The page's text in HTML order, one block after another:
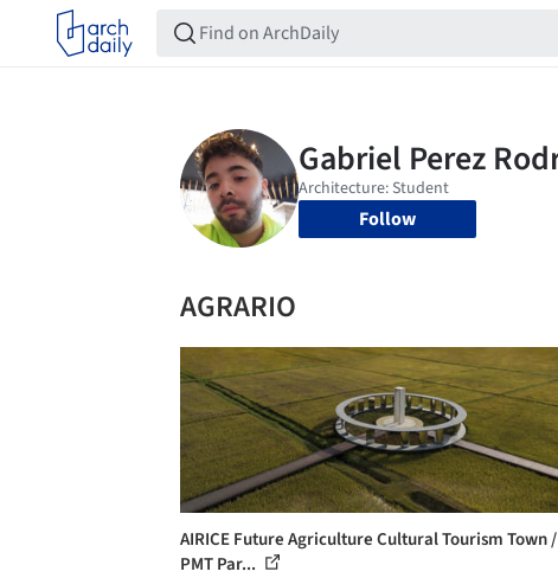
Follow
AGRARIO
AIRICE Future Agriculture Cultural Tourism Town /
PMT Par...